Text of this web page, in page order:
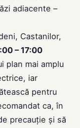
adiacente –
Castanilor,
– 17:00
plan mai amplu
iar
pentru
ca, în
precauție și să